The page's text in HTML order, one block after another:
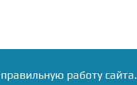
работу сайта.